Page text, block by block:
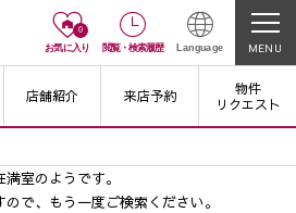
0
お気に入り 閲覧・ 検索履歴 Language MENU
店舗紹介 来店予約
物件
リクエスト
室のようです。
で、 もう一度ご検索ください。